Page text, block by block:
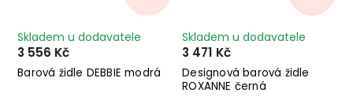
Barová židle DEBBIE modrá
Skladem u dodavatele
3 556 Kč
Designová barová židle
ROXANNE černá
Skladem u dodavatele
3 471 Kč